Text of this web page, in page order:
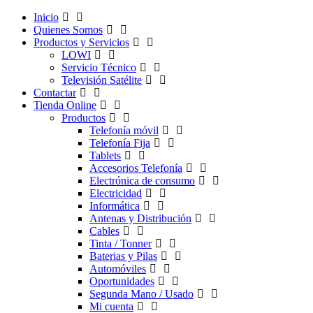
Inicio
Quienes Somos
Productos y Servicios
LOWI
Servicio Técnico
Televisión Satélite
Contactar
Tienda Online
Productos
Telefonía móvil
Telefonía Fija
Tablets
Accesorios Telefonía
Electrónica de consumo
Electricidad
Informática
Antenas y Distribución
Cables
Tinta / Tonner
Baterias y Pilas
Automóviles
Oportunidades
Segunda Mano / Usado
Mi cuenta